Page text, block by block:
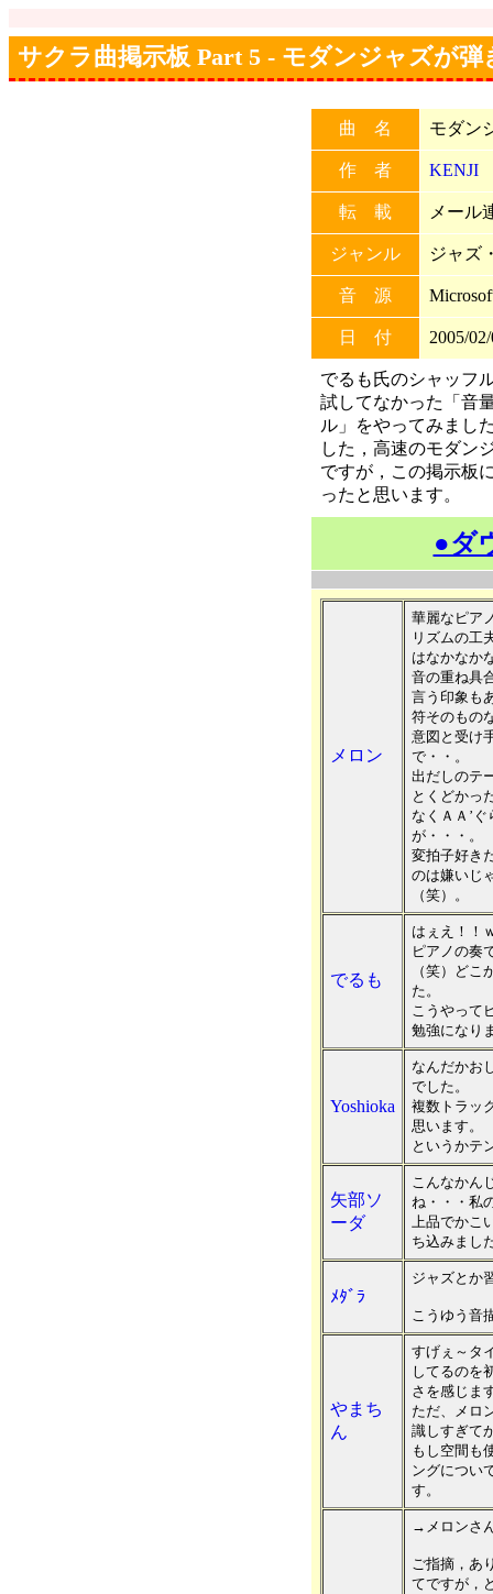
サクラ曲掲示板 Part 5 - モダンジャズが弾
曲 名 モダン
作 者 KENJI
転 載 メール
ジャンル ジャズ
音 源
日 付 2005/
でるも氏のシャッフ
試してなかった「音
ル」をやってみまし
した，高速のモダン
ですが，この掲示板
ったと思います。
●ダ
メロン
華麗なピア
リズムの工
はなかなか
音の重ね具
言う印象も
符そのもの
意図と受け
で・・。
出だしのテ
とくどかっ
なくＡＡ’
が・・・。
変拍子好き
のは嫌いじ
（笑）。
でるも
はぇえ！！
ピアノの奏
（笑）ど
た。
こうやって
勉強になり
Yoshioka
なんだかお
でした。
複数トラッ
思います。
というかテ
矢部ソ
ーダ
こんなかん
ね・・・私
上品でかこ
ち込みまし
ﾒﾀﾞﾗ
ジャズとか
こうゆう音
やまち
ん
すげぇ～タ
してるのを
さを感じま
ただ、メロ
識しすぎて
もし空間も
ングについ
す。
→メロンさ
ご指摘，あ
てですが，